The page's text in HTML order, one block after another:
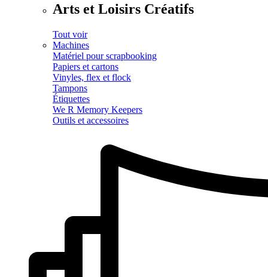
Arts et Loisirs Créatifs
Tout voir
Machines
Matériel pour scrapbooking
Papiers et cartons
Vinyles, flex et flock
Tampons
Étiquettes
We R Memory Keepers
Outils et accessoires